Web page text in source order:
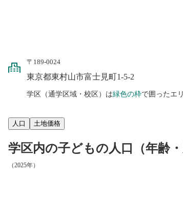
〒189-0024
東京都東村山市富士見町1-5-2
学区（通学区域・校区）は緑色の枠で囲ったエ
人口 土地価格
学区内の子どもの人口（年齢・
（2025年）